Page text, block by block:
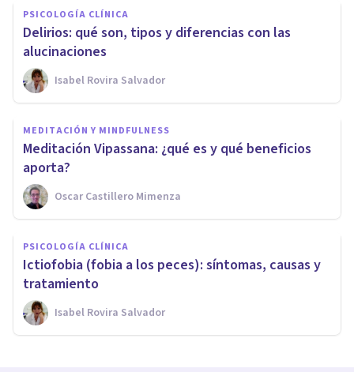
PSICOLOGÍA CLÍNICA
Delirios: qué son, tipos y diferencias con las
alucinaciones
Isabel Rovira Salvador
MEDITACIÓN Y MINDFULNESS
Meditación Vipassana: ¿qué es y qué beneficios
aporta?
Oscar Castillero Mimenza
PSICOLOGÍA CLÍNICA
Ictiofobia (fobia a los peces): síntomas, causas y
tratamiento
Isabel Rovira Salvador